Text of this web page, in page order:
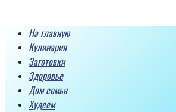
контентуНа главную
Кулинария
Заготовки
Здоровье
Дом семья
Худеем